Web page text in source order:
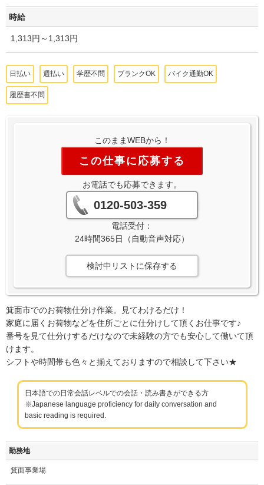
時給
1,313円～1,313円
日払い 週払い 学歴不問 ブランクOK バイク通勤OK
履歴書不問
このままWEBから！
この仕事に応募する
お電話でも応募できます。
0120-503-359
電話受付：
24時間365日（自動音声対応）
検討中リストに保存する
箕面市でのお荷物仕分け作業。見てわけるだけ！
家庭に届くお荷物などを住所ごとに仕分けして頂くお仕事です♪
番号を見て仕分けするだけなので未経験の方でも安心して働いて頂
けます。
シフトや時間帯も色々と揃えておりますので相談して下さい★
日本語での日常会話レベルでの会話・読み書きができる方
※Japanese language proficiency for daily conversation and
basic reading is required.
勤務地
箕面事業場